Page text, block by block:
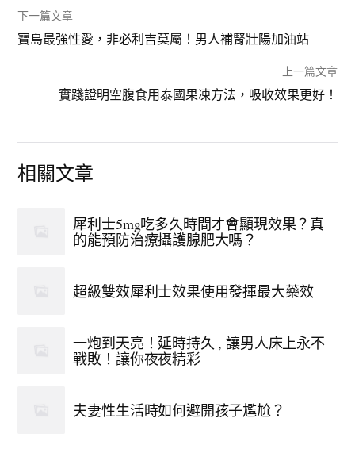
下一篇文章
寶島最強性愛，非必利吉莫屬！男人補腎壯陽加油站
上一篇文章
實踐證明空腹食用泰國果凍方法，吸收效果更好！
相關文章
犀利士5mg吃多久時間才會顯現效果？真
的能預防治療攝護腺肥大嗎？
超級雙效犀利士效果使用發揮最大藥效
一炮到天亮！延時持久 , 讓男人床上永不
戰敗！讓你夜夜精彩
夫妻性生活時如何避開孩子尷尬？